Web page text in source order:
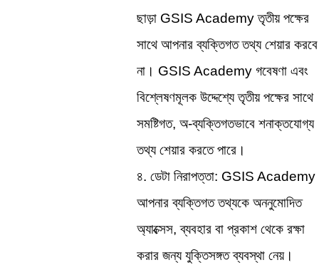
ছাড়া GSIS Academy তৃতীয় পক্ষের
সাথে আপনার ব্যক্তিগত তথ্য শেয়ার করবে
না। GSIS Academy গবেষণা এবং
বিশ্লেষণমূলক উদ্দেশ্যে তৃতীয় পক্ষের সাথে
সমষ্টিগত, অ-ব্যক্তিগতভাবে শনাক্তযোগ্য
তথ্য শেয়ার করতে পারে।
৪. ডেটা নিরাপত্তা: GSIS Academy
আপনার ব্যক্তিগত তথ্যকে অননুমোদিত
অ্যাক্সেস, ব্যবহার বা প্রকাশ থেকে রক্ষা
করার জন্য যুক্তিসঙ্গত ব্যবস্থা নেয়।